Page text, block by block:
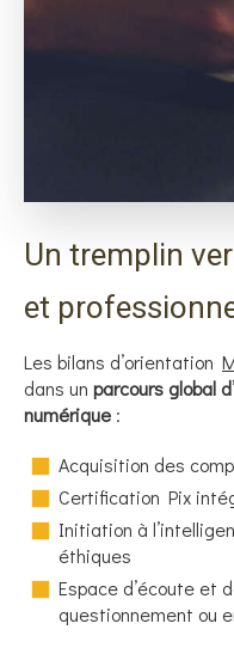
Un tremplin
et
Les bilans d’orientation
dans un parcours global
numérique :
Acquisition des
Certification Pix
Initiation à
éthiques
Espace d’écoute et
questionnement ou